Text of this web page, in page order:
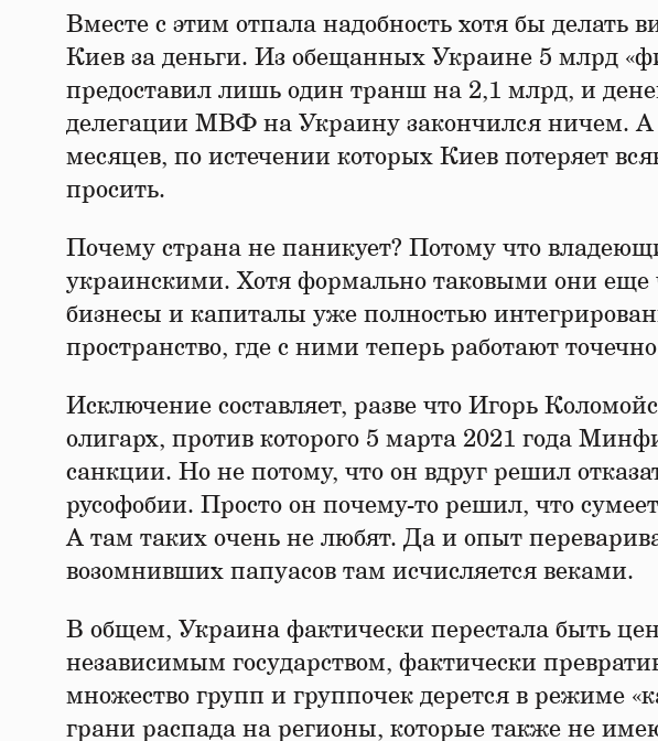
Вместе с этим отпала надобность хотя бы делать
Киев за деньги. Из обещанных Украине 5 млрд
предоставил лишь один транш на 2,1 млрд, и
делегации МВФ на Украину закончился ничем. А
месяцев, по истечении которых Киев потеряет
просить.
Почему страна не паникует? Потому что
украинскими. Хотя формально таковыми они еще
бизнесы и капиталы уже полностью
пространство, где с ними теперь работают
Исключение составляет, разве что Игорь
олигарх, против которого 5 марта 2021 года
санкции. Но не потому, что он вдруг решил
русофобии. Просто он почему-то решил, что
А там таких очень не любят. Да и опыт
возомнивших папуасов там исчисляется веками.
В общем, Украина фактически перестала быть
независимым государством, фактически
множество групп и группочек дерется в режиме
грани распада на регионы, которые также не